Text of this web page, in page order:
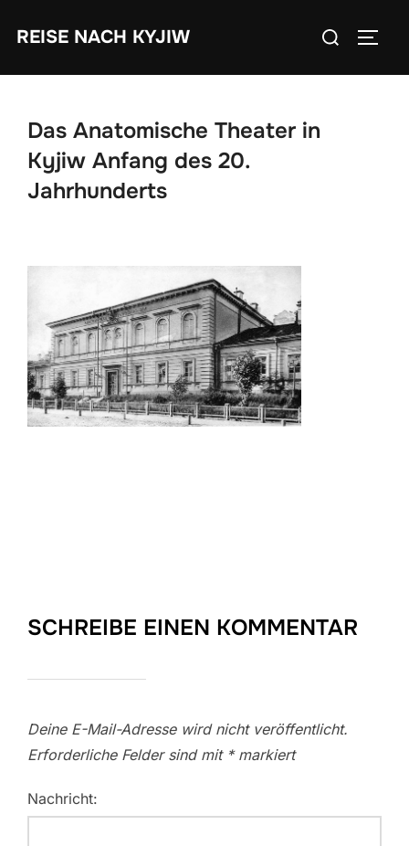
InhaltREISE NACH KYJIW
Suchen
Das Anatomische Theater in
Kyjiw Anfang des 20.
Jahrhunderts
SCHREIBE EINEN KOMMENTAR
Deine E-Mail-Adresse wird nicht veröffentlicht.
Erforderliche Felder sind mit *markiert
Nachricht: